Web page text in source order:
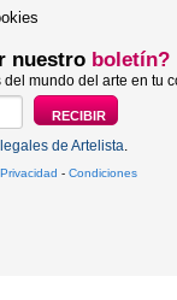
nuestro boletín?
mundo del arte en tu
de Artelista.
Privacidad - Condiciones